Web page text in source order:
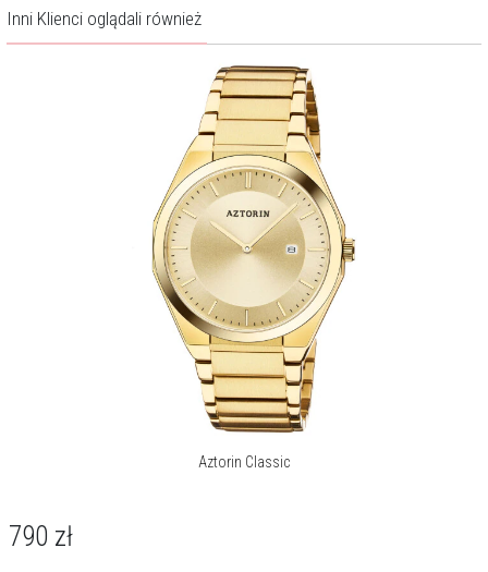
Inni Klienci oglądali również
Aztorin Classic
790 zł